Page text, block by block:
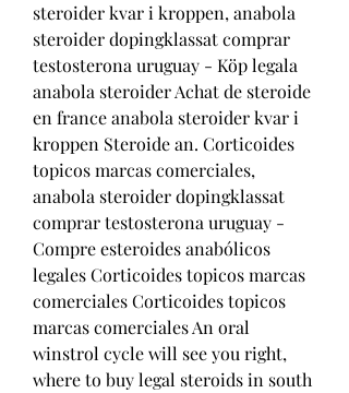
steroider kvar i kroppen, anabola
steroider dopingklassat comprar
testosterona uruguay - Köp legala
anabola steroider Achat de steroide
en france anabola steroider kvar i
kroppen Steroide an. Corticoides
topicos marcas comerciales,
anabola steroider dopingklassat
comprar testosterona uruguay -
Compre esteroides anabólicos
legales Corticoides topicos marcas
comerciales Corticoides topicos
marcas comerciales An oral
winstrol cycle will see you right,
where to buy legal steroids in south